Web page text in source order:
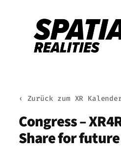
springen
‹ Zurück zum XR
Congress –
Share for